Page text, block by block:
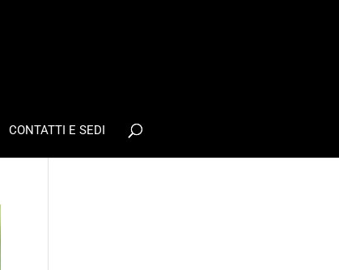
CONTATTI E SEDI